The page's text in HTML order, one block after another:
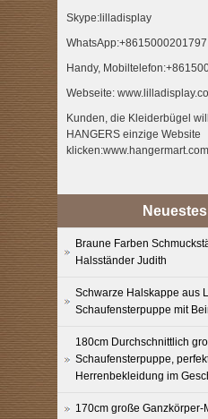
Skype:lilladisplay
WhatsApp:+8615000201797
Handy,
Webseite:
Kunden, die Kleiderbügel
HANGERS einzige Website
klicken:www.hangermart.com
Braune Farben
Halsständer Judith
Schwarze Halskappe aus
Schaufensterpuppe mit
180cm Durchschnittlich
Schaufensterpuppe,
Herrenbekleidung im
170cm große